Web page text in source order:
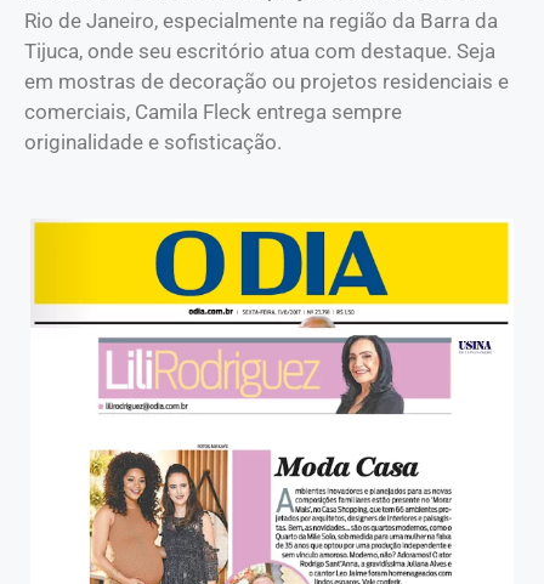
Rio de Janeiro, especialmente na região da Barra da
Tijuca, onde seu escritório atua com destaque. Seja
em mostras de decoração ou projetos residenciais e
comerciais, Camila Fleck entrega sempre
originalidade e sofisticação.